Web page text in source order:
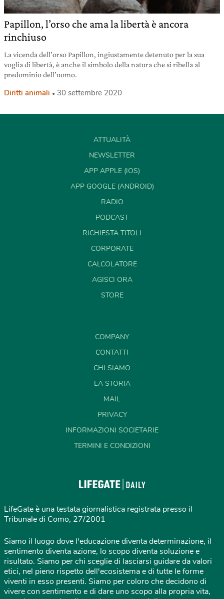
Papillon, l’orso che ama la libertà è ancora
rinchiuso
La vicenda dell’orso Papillon, ingiustamente detenuto per la sua
voglia di libertà, è anche il simbolo della natura che si ribella al
predominio dell’uomo.
Diritti animali 30 settembre 2020
ATTUALITÀ
NEWSLETTER
APP APPLE (IOS)
APP GOOGLE (ANDROID)
RADIO
PODCAST
RICHIESTA TITOLI
CORPORATE
CALCOLATORE
AGISCI ORA
STORE
COMPANY
CONTATTI
CHI SIAMO
LA STORIA
MAIL
PRIVACY
INFORMAZIONI SOCIETARIE
TERMINI E CONDIZIONI
LifeGate è una testata giornalistica registrata presso il
Tribunale di Como, 27/2001
Siamo il luogo dove l'educazione diventa determinazione, il
sentimento diventa azione, lo scopo diventa soluzione e
risultato. Siamo per chi sceglie di lasciarsi guidare da valori
etici, nel pieno rispetto dell'ecosistema e di tutte le forme
viventi in esso presenti. Siamo per coloro che decidono di
vivere con sentimento e di dare uno scopo alla propria vita,